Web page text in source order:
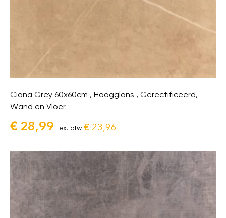
Ciana Grey 60x60cm , Hoogglans , Gerectificeerd,
Wand en Vloer
€ 28,99 ex. btw € 23,96